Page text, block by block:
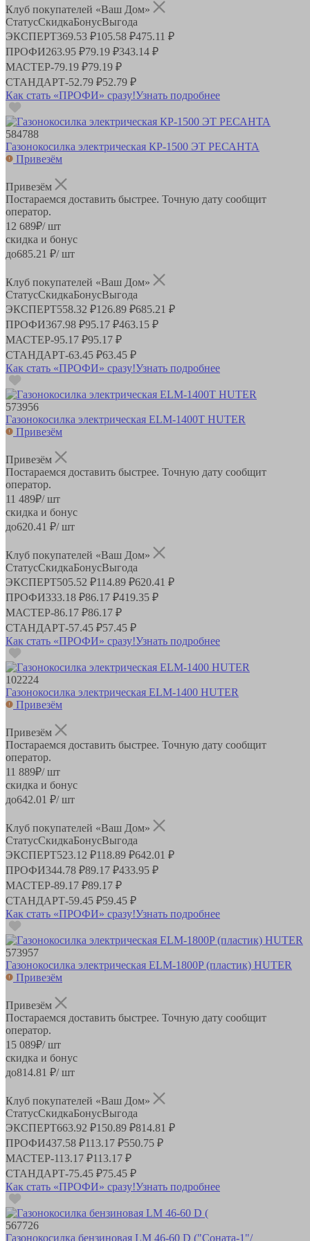
Клуб покупателей «Ваш Дом»
СтатусСкидкаБонусВыгода
ЭКСПЕРТ369.53 ₽105.58 ₽475.11 ₽
ПРОФИ263.95 ₽79.19 ₽343.14 ₽
МАСТЕР-79.19 ₽79.19 ₽
СТАНДАРТ-52.79 ₽52.79 ₽
Как стать «ПРОФИ» сразу!Узнать подробнее
584788
Газонокосилка электрическая КР-1500 ЭТ РЕСАНТА
Привезём
Привезём
Постараемся доставить быстрее. Точную дату сообщит
оператор.
12 689₽/ шт
скидка и бонус
до685.21 ₽/ шт
Клуб покупателей «Ваш Дом»
СтатусСкидкаБонусВыгода
ЭКСПЕРТ558.32 ₽126.89 ₽685.21 ₽
ПРОФИ367.98 ₽95.17 ₽463.15 ₽
МАСТЕР-95.17 ₽95.17 ₽
СТАНДАРТ-63.45 ₽63.45 ₽
Как стать «ПРОФИ» сразу!Узнать подробнее
573956
Газонокосилка электрическая ELM-1400Т HUTER
Привезём
Привезём
Постараемся доставить быстрее. Точную дату сообщит
оператор.
11 489₽/ шт
скидка и бонус
до620.41 ₽/ шт
Клуб покупателей «Ваш Дом»
СтатусСкидкаБонусВыгода
ЭКСПЕРТ505.52 ₽114.89 ₽620.41 ₽
ПРОФИ333.18 ₽86.17 ₽419.35 ₽
МАСТЕР-86.17 ₽86.17 ₽
СТАНДАРТ-57.45 ₽57.45 ₽
Как стать «ПРОФИ» сразу!Узнать подробнее
102224
Газонокосилка электрическая ELM-1400 HUTER
Привезём
Привезём
Постараемся доставить быстрее. Точную дату сообщит
оператор.
11 889₽/ шт
скидка и бонус
до642.01 ₽/ шт
Клуб покупателей «Ваш Дом»
СтатусСкидкаБонусВыгода
ЭКСПЕРТ523.12 ₽118.89 ₽642.01 ₽
ПРОФИ344.78 ₽89.17 ₽433.95 ₽
МАСТЕР-89.17 ₽89.17 ₽
СТАНДАРТ-59.45 ₽59.45 ₽
Как стать «ПРОФИ» сразу!Узнать подробнее
573957
Газонокосилка электрическая ELM-1800P (пластик) HUTER
Привезём
Привезём
Постараемся доставить быстрее. Точную дату сообщит
оператор.
15 089₽/ шт
скидка и бонус
до814.81 ₽/ шт
Клуб покупателей «Ваш Дом»
СтатусСкидкаБонусВыгода
ЭКСПЕРТ663.92 ₽150.89 ₽814.81 ₽
ПРОФИ437.58 ₽113.17 ₽550.75 ₽
МАСТЕР-113.17 ₽113.17 ₽
СТАНДАРТ-75.45 ₽75.45 ₽
Как стать «ПРОФИ» сразу!Узнать подробнее
567726
Газонокосилка бензиновая LM 46-60 D ("Соната-1"/